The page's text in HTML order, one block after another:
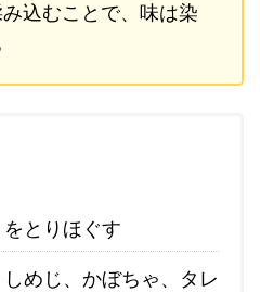
込むことで、味は染
とりほぐす
めじ、かぼちゃ、タレ